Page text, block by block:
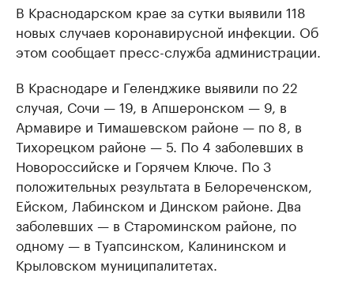
В Краснодарском крае за сутки выявили 118
новых случаев коронавирусной инфекции. Об
этом сообщает пресс-служба администрации.
В Краснодаре и Геленджике выявили по 22
случая, Сочи — 19, в Апшеронском — 9, в
Армавире и Тимашевском районе — по 8, в
Тихорецком районе — 5. По 4 заболевших в
Новороссийске и Горячем Ключе. По 3
положительных результата в Белореченском,
Ейском, Лабинском и Динском районе. Два
заболевших — в Староминском районе, по
одному — в Туапсинском, Калининском и
Крыловском муниципалитетах.